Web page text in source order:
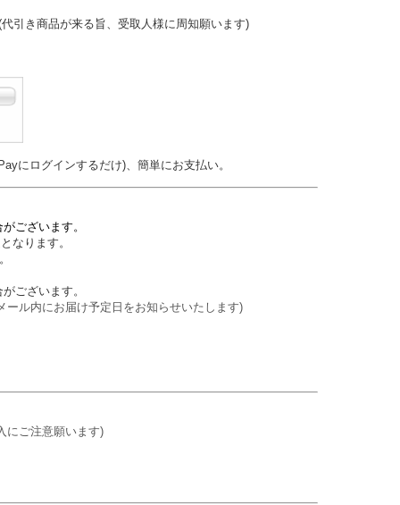
引き商品が来る旨、受取人様に周知願います)
にログインするだけ)、簡単にお支払い。
ございます。
なります。
ございます。
ル内にお届け予定日をお知らせいたします)
にご注意願います)